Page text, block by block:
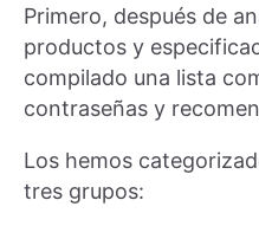
Primero, después de
productos y
compilado una lista
contraseñas y
Los hemos
tres grupos: